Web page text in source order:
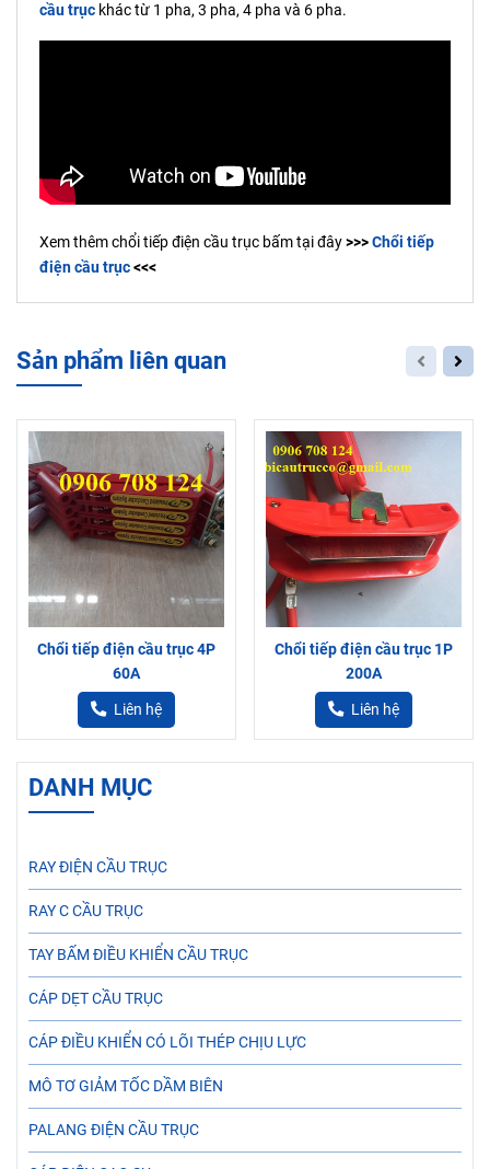
cầu trục khác từ 1 pha, 3 pha, 4 pha và 6 pha.
Xem thêm chổi tiếp điện cầu trục bấm tại đây>>>Chổi tiếp
điện cầu trục<<<
Sản phẩm liên quan
Chổi tiếp điện cầu trục 4P
60A
Liên hệ
Chổi tiếp điện cầu trục 1P
200A
Liên hệ
DANH MỤC
RAY ĐIỆN CẦU TRỤC
RAY C CẦU TRỤC
TAY BẤM ĐIỀU KHIỂN CẦU TRỤC
CÁP DẸT CẦU TRỤC
CÁP ĐIỀU KHIỂN CÓ LÕI THÉP CHỊU LỰC
MÔ TƠ GIẢM TỐC DẦM BIÊN
PALANG ĐIỆN CẦU TRỤC